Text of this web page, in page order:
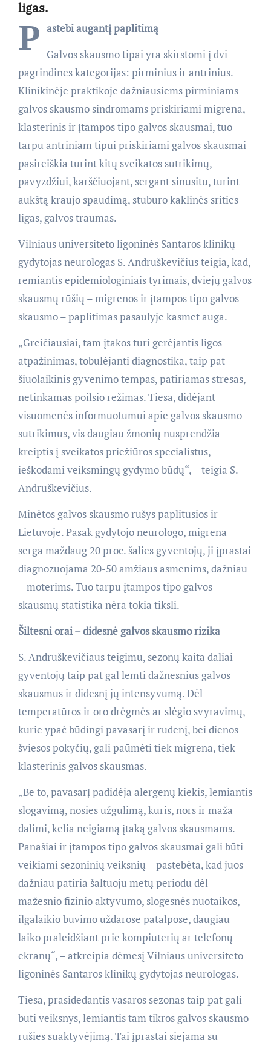
ligas.
P astebi augantį paplitimą
Galvos skausmo tipai yra skirstomi į dvi
pagrindines kategorijas: pirminius ir antrinius.
Klinikinėje praktikoje dažniausiems pirminiams
galvos skausmo sindromams priskiriami migrena,
klasterinis ir įtampos tipo galvos skausmai, tuo
tarpu antriniam tipui priskiriami galvos skausmai
pasireiškia turint kitų sveikatos sutrikimų,
pavyzdžiui, karščiuojant, sergant sinusitu, turint
aukštą kraujo spaudimą, stuburo kaklinės srities
ligas, galvos traumas.
Vilniaus universiteto ligoninės Santaros klinikų
gydytojas neurologas S. Andruškevičius teigia, kad,
remiantis epidemiologiniais tyrimais, dviejų galvos
skausmų rūšių – migrenos ir įtampos tipo galvos
skausmo – paplitimas pasaulyje kasmet auga.
„Greičiausiai, tam įtakos turi gerėjantis ligos
atpažinimas, tobulėjanti diagnostika, taip pat
šiuolaikinis gyvenimo tempas, patiriamas stresas,
netinkamas poilsio režimas. Tiesa, didėjant
visuomenės informuotumui apie galvos skausmo
sutrikimus, vis daugiau žmonių nusprendžia
kreiptis į sveikatos priežiūros specialistus,
ieškodami veiksmingų gydymo būdų“, – teigia S.
Andruškevičius.
Minėtos galvos skausmo rūšys paplitusios ir
Lietuvoje. Pasak gydytojo neurologo, migrena
serga maždaug 20 proc. šalies gyventojų, ji įprastai
diagnozuojama 20-50 amžiaus asmenims, dažniau
– moterims. Tuo tarpu įtampos tipo galvos
skausmų statistika nėra tokia tiksli.
Šiltesni orai – didesnė galvos skausmo rizika
S. Andruškevičiaus teigimu, sezonų kaita daliai
gyventojų taip pat gal lemti dažnesnius galvos
skausmus ir didesnį jų intensyvumą. Dėl
temperatūros ir oro drėgmės ar slėgio svyravimų,
kurie ypač būdingi pavasarį ir rudenį, bei dienos
šviesos pokyčių, gali paūmėti tiek migrena, tiek
klasterinis galvos skausmas.
„Be to, pavasarį padidėja alergenų kiekis, lemiantis
slogavimą, nosies užgulimą, kuris, nors ir maža
dalimi, kelia neigiamą įtaką galvos skausmams.
Panašiai ir įtampos tipo galvos skausmai gali būti
veikiami sezoninių veiksnių – pastebėta, kad juos
dažniau patiria šaltuoju metų periodu dėl
mažesnio fizinio aktyvumo, slogesnės nuotaikos,
ilgalaikio būvimo uždarose patalpose, daugiau
laiko praleidžiant prie kompiuterių ar telefonų
ekranų“, – atkreipia dėmesį Vilniaus universiteto
ligoninės Santaros klinikų gydytojas neurologas.
Tiesa, prasidedantis vasaros sezonas taip pat gali
būti veiksnys, lemiantis tam tikros galvos skausmo
rūšies suaktyvėjimą. Tai įprastai siejama su